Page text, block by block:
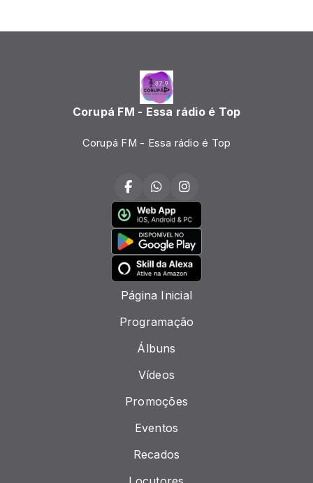
Corupá FM - Essa rádio é Top
Corupá FM - Essa rádio é Top
Página Inicial
Programação
Álbuns
Vídeos
Promoções
Eventos
Recados